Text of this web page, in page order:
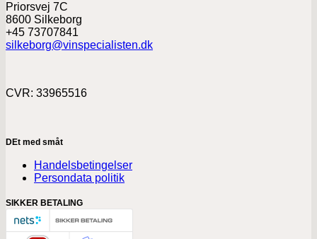
Priorsvej 7C
8600 Silkeborg
+45 73707841
silkeborg@vinspecialisten.dk
CVR: 33965516
DEt med småt
Handelsbetingelser
Persondata politik
SIKKER BETALING